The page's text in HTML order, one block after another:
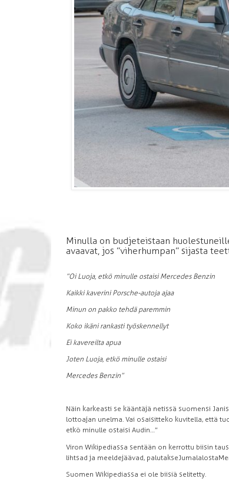
Minulla on budjeteistaan
avaavat, jos ”viherhumpan” sijasta
”Oi Luoja, etkö minulle ostaisi Mercedes Benzin
Kaikki kaverini Porsche-autoja ajaa
Minun on pakko tehdä paremmin
Koko ikäni rankasti työskennellyt
Ei kavereilta apua
Joten Luoja, etkö minulle ostaisi
Mercedes Benzin”
Näin karkeasti se kääntäjä netissä suomensi
lottoajan unelma. Vai osaisitteko kuvitella, että
etkö minulle ostaisi Audin…”
Viron Wikipediassa sentään on kerrottu biisin
lihtsad ja meeldejäävad, palutakse Jumalal osta
Suomen Wikipediassa ei ole biisiä selitetty.